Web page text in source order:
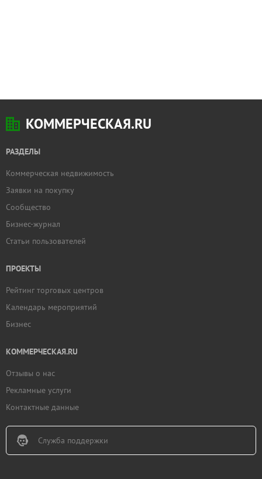
КОММЕРЧЕСКАЯ.RU
РАЗДЕЛЫ
Коммерческая недвижимость
Заявки на покупку
Сообщество
Бизнес-журнал
Статьи пользователей
ПРОЕКТЫ
Рейтинг торговых центров
Календарь мероприятий
Бизнес
КОММЕРЧЕСКАЯ.RU
Отзывы о нас
Рекламные услуги
Контактные данные
Служба поддержки